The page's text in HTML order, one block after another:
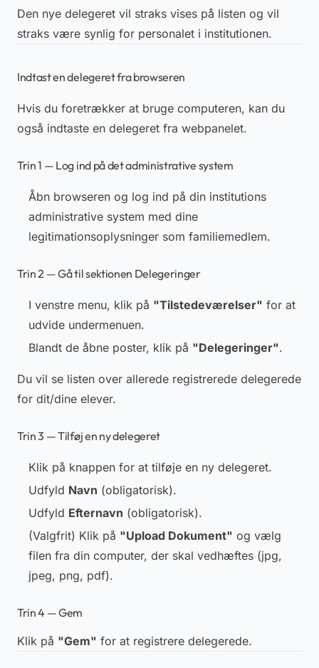
Den nye delegeret vil straks vises på listen og vil
straks være synlig for personalet i institutionen.
Indtast en delegeret fra browseren
Hvis du foretrækker at bruge computeren, kan du
også indtaste en delegeret fra webpanelet.
Trin 1 — Log ind på det administrative system
Åbn browseren og log ind på din institutions
administrative system med dine
legitimationsoplysninger som familiemedlem.
Trin 2 — Gå til sektionen Delegeringer
I venstre menu, klik på "Tilstedeværelser" for at
udvide undermenuen.
Blandt de åbne poster, klik på "Delegeringer".
Du vil se listen over allerede registrerede delegerede
for dit/dine elever.
Trin 3 — Tilføj en ny delegeret
Klik på knappen for at tilføje en ny delegeret.
Udfyld Navn (obligatorisk).
Udfyld Efternavn (obligatorisk).
(Valgfrit) Klik på "Upload Dokument" og vælg
filen fra din computer, der skal vedhæftes (jpg,
jpeg, png, pdf).
Trin 4 — Gem
Klik på "Gem" for at registrere delegerede.